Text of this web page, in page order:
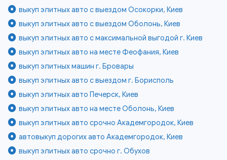
выкуп элитных авто с выездом Осокорки, Киев
выкуп элитных авто с выездом Оболонь, Киев
выкуп элитных авто с максимальной выгодой г. Киев
выкуп элитных авто на месте Феофания, Киев
выкуп элитных машин г. Бровары
выкуп элитных авто с выездом г. Борисполь
выкуп элитных авто Печерск, Киев
выкуп элитных авто на месте Оболонь, Киев
выкуп элитных авто срочно Академгородок, Киев
автовыкуп дорогих авто Академгородок, Киев
выкуп элитных авто срочно г. Обухов